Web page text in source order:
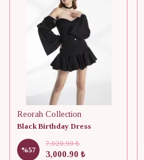
Reorah Collection
Black Birthday Dress
%57
7,020.90 ₺
3,000.90 ₺